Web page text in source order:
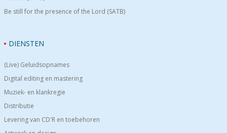
Be still for the presence of the Lord (SATB)
DIENSTEN
(Live) Geluidsopnames
Digital editing en mastering
Muziek- en klankregie
Distributie
Levering van CD'R en toebehoren